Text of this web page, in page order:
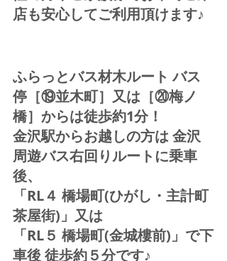
店も安心してご利用頂けます♪
ふらっとバス材木ルート バス
停［⑲並木町］又は［⑳梅ノ
橋］からは徒歩約1分！
金沢駅からお越しの方は 金沢
周遊バス右回りルートに乗車
後、
「RL４ 橋場町(ひがし・主計町
茶屋街)」又は
「RL５ 橋場町(金城樓前)」で下
車後 徒歩約５分です♪